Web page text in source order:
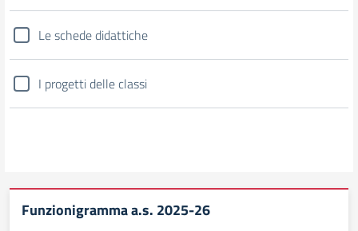
Le schede didattiche
I progetti delle classi
Funzionigramma a.s. 2025-26